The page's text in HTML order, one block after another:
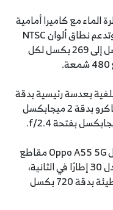
مع كاميرا أمامية
بدقة 8 ميجابكسل بفتحة عدسة f/2.0، وتدعم نطاق ألوان NTSC
بنسبة 71 في المئة، وكثافة بيكسلات تصل إلى 269 بكسل لكل
بعدسة رئيسية بدقة
13 ميجابكسل مع فتحة f/2.2 وعدسة ماكرو بدقة 2 ميجابكسل
وبالنظر إلى قيود مجموعة الشرائح، يسجل Oppo A55 5G مقاطع
فيديو تصل دقتها إلى 1080 بكسل بمعدل 30 إطارًا في الثانية،
بينما يتم تحديد مقاطع فيديو الحركة البطيئة بدقة 720 بكسل